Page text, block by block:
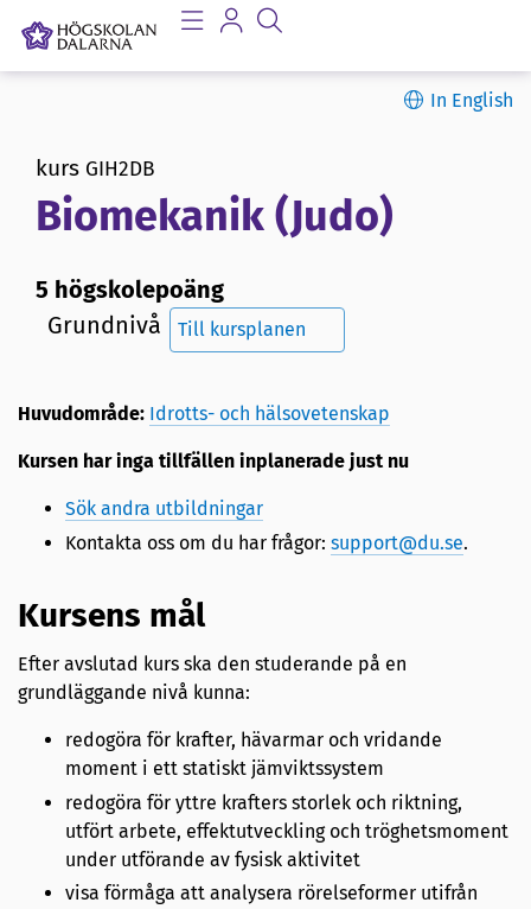
In English
kurs GIH2DB
Biomekanik (Judo)
5 högskolepoäng
Grundnivå
Till kursplanen
Huvudområde: Idrotts- och hälsovetenskap
Kursen har inga tillfällen inplanerade just nu
Sök andra utbildningar
Kontakta oss om du har frågor: support@du.se.
Kursens mål
Efter avslutad kurs ska den studerande på en
grundläggande nivå kunna:
redogöra för krafter, hävarmar och vridande
moment i ett statiskt jämviktssystem
redogöra för yttre krafters storlek och riktning,
utfört arbete, effektutveckling och tröghetsmoment
under utförande av fysisk aktivitet
visa förmåga att analysera rörelseformer utifrån